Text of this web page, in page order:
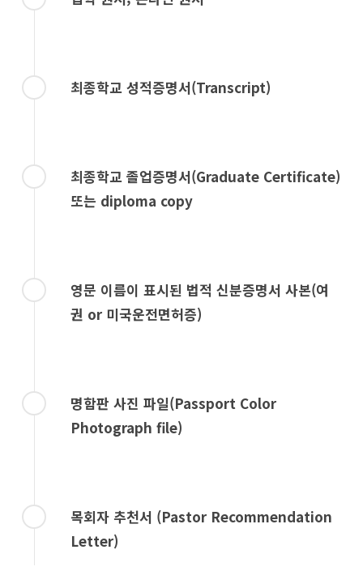
최종학교 성적증명서(Transcript)
최종학교 졸업증명서(Graduate Certificate)
또는 diploma copy
영문 이름이 표시된 법적 신분증명서 사본(여
권 or 미국운전면허증)
명함판 사진 파일(Passport Color
Photograph file)
목회자 추천서 (Pastor Recommendation
Letter)